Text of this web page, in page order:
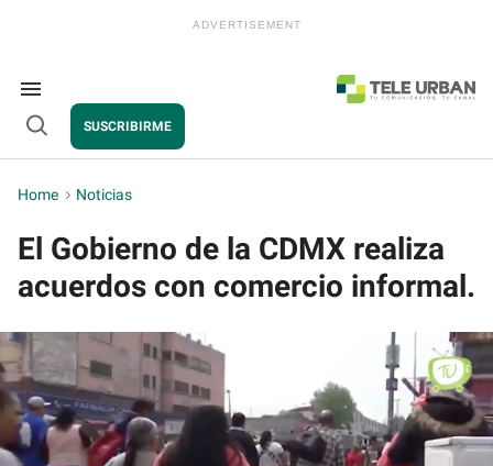
Search
&
Section
Navigation
Open
SUSCRIBIRME
Home > Noticias
El Gobierno de la CDMX realiza
acuerdos con comercio informal.